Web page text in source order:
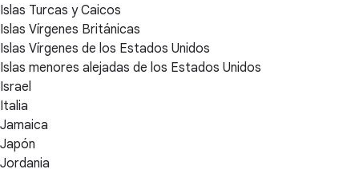
Islas Turcas y Caicos
Islas Vírgenes Británicas
Islas Vírgenes de los Estados Unidos
Islas menores alejadas de los Estados Unidos
Israel
Italia
Jamaica
Japón
Jordania